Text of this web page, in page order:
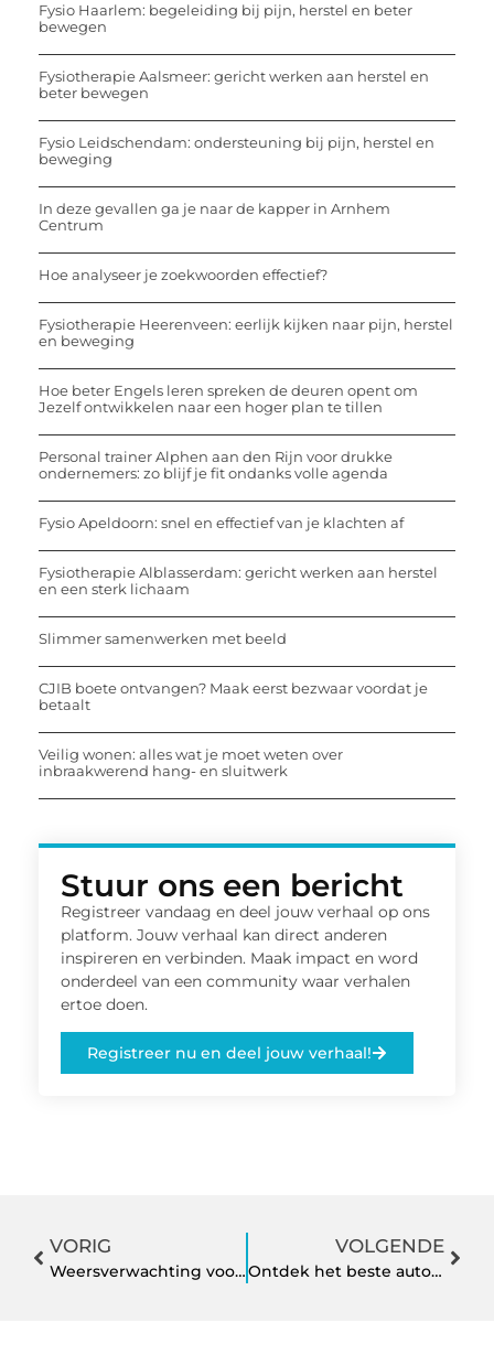
Fysio Haarlem: begeleiding bij pijn, herstel en beter
bewegen
Fysiotherapie Aalsmeer: gericht werken aan herstel en
beter bewegen
Fysio Leidschendam: ondersteuning bij pijn, herstel en
beweging
In deze gevallen ga je naar de kapper in Arnhem
Centrum
Hoe analyseer je zoekwoorden effectief?
Fysiotherapie Heerenveen: eerlijk kijken naar pijn, herstel
en beweging
Hoe beter Engels leren spreken de deuren opent om
Jezelf ontwikkelen naar een hoger plan te tillen
Personal trainer Alphen aan den Rijn voor drukke
ondernemers: zo blijf je fit ondanks volle agenda
Fysio Apeldoorn: snel en effectief van je klachten af
Fysiotherapie Alblasserdam: gericht werken aan herstel
en een sterk lichaam
Slimmer samenwerken met beeld
CJIB boete ontvangen? Maak eerst bezwaar voordat je
betaalt
Veilig wonen: alles wat je moet weten over
inbraakwerend hang- en sluitwerk
Stuur ons een bericht
Registreer vandaag en deel jouw verhaal op ons
platform. Jouw verhaal kan direct anderen
inspireren en verbinden. Maak impact en word
onderdeel van een community waar verhalen
ertoe doen.
Registreer nu en deel jouw verhaal!
VORIG
Weersverwachting voor Rucphen
VOLGENDE
Ontdek het beste autobedrijf in Houten